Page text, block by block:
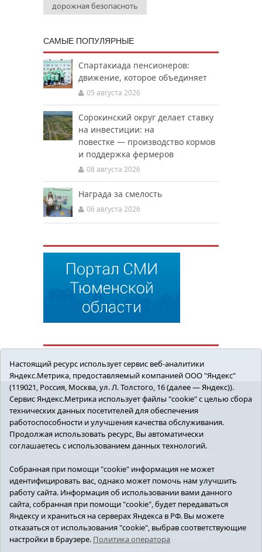
дорожная безопасноть
САМЫЕ ПОПУЛЯРНЫЕ
Спартакиада пенсионеров:
движение, которое объединяет
05 августа 2026
Сорокинский округ делает ставку
на инвестиции: на
повестке — производство кормов
и поддержка фермеров
08 августа 2026
Награда за смелость
06 августа 2026
ПОЛИТИКА ОБЩЕСТВО
ЗДОРОВЬЕ
КУЛЬТУРА
БЕЗОПАСНОСТЬ
16+ © 2018 Сорокинский район в деталях.
Новости Сорокинского района
редактор - Королюк Елена Анатольевна, e-mail:
znamenka@inbox.ru, тел.: 8(34550)2-27-30
Регистрационный номер СМИ Эл №ФС77-69142
от 24 марта 2017 г., выданное Федеральной
службой по надзору в сфере связи,
информационных технологий и массовых
коммуникаций (Роскомнадзор).
Настоящий ресурс использует сервис веб-аналитики
Яндекс.Метрика, предоставляемый компанией ООО "Яндекс"
(119021, Россия, Москва, ул. Л. Толстого, 16 (далее — Яндекс)).
Сервис Яндекс.Метрика использует файлы "cookie" с целью сбора
технических данных посетителей для обеспечения
работоспособности и улучшения качества обслуживания.
Продолжая использовать ресурс, Вы автоматически
соглашаетесь с использованием данных технологий.
Собранная при помощи "cookie" информация не может
идентифицировать вас, однако может помочь нам улучшить
работу сайта. Информация об использовании вами данного
сайта, собранная при помощи "cookie", будет передаваться
Яндексу и храниться на серверах Яндекса в РФ. Вы можете
отказаться от использования "cookie", выбрав соответствующие
настройки в браузере. Политика оператора